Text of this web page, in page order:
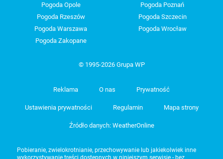
Pogoda Opole
Pogoda Poznań
Pogoda Rzeszów
Pogoda Szczecin
Pogoda Warszawa
Pogoda Wrocław
Pogoda Zakopane
© 1995-2026 Grupa WP
Reklama O nas Prywatność
Ustawienia prywatności Regulamin Mapa strony
Źródło danych: WeatherOnline
Pobieranie, zwielokrotnianie, przechowywanie lub jakiekolwiek inne
wykorzystywanie treści dostępnych w niniejszym serwisie - bez